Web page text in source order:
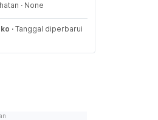
· None
· Tanggal diperbarui